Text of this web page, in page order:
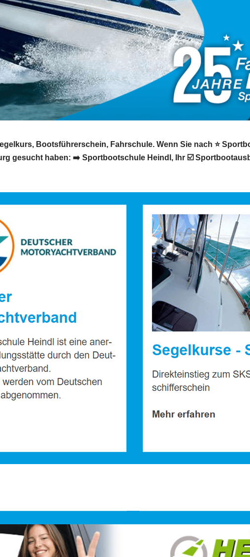
Bootsführerschein, Fahrschule. Wenn Sie nach ⭐
gesucht haben: ➡️ Sportbootschule Heindl, Ihr ☑️